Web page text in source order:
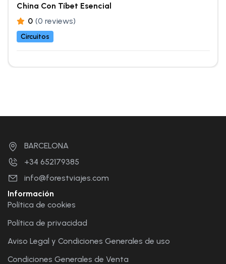
China Con Tíbet Esencial
0 (0 reviews)
Circuitos
BARCELONA
+34 652179385
info@forestviajes.com
Información
Política de cookies
Política de privacidad
Aviso Legal y Condiciones Generales de uso
Condiciones Generales de Venta